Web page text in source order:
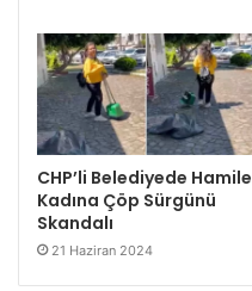
CHP’li Belediyede Hamile
Kadına Çöp Sürgünü
Skandalı
21 Haziran 2024